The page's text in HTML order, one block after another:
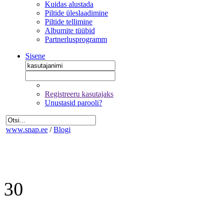
Kuidas alustada
Piltide üleslaadimine
Piltide tellimine
Albumite tüübid
Partnerlusprogramm
Sisene
Registreeru kasutajaks
Unustasid parooli?
www.snap.ee / Blogi
30